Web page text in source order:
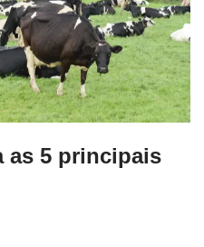
as 5 principais